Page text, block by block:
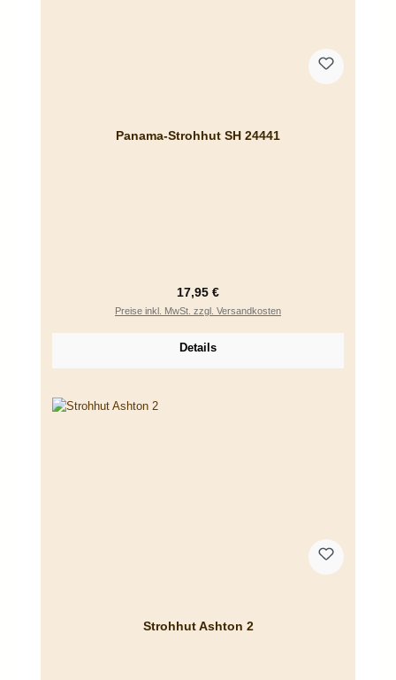
Panama-Strohhut SH 24441
Regulärer Preis:
17,95 €
Preise inkl. MwSt. zzgl. Versandkosten
Details
Strohhut Ashton 2